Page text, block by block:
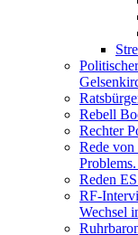
Rebell
Rechter
Rede von
Reden
RF-
Wechsel